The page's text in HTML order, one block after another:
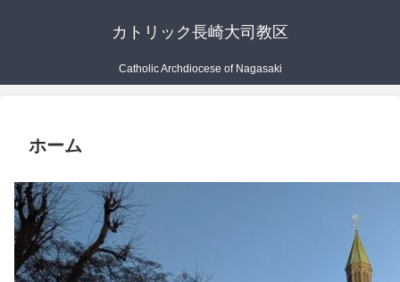
カトリック長崎大司教区
Catholic Archdiocese of Nagasaki
ホーム